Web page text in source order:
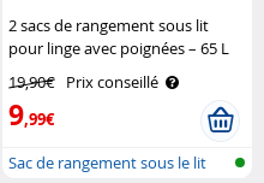
2 sacs de rangement sous lit
pour linge avec poignées – 65 L
19,90€ Prix conseillé
9,99€
Sac de rangement sous le lit